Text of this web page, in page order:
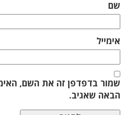
שם
אימייל
שמור בדפדפן זה את השם,
הבאה שאגיב.